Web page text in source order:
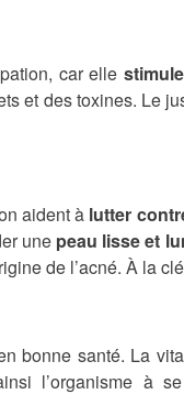
car elle
et des toxines. Le
aident à lutter
une peau lisse et
de l’acné. À la
bonne santé. La
l’organisme à